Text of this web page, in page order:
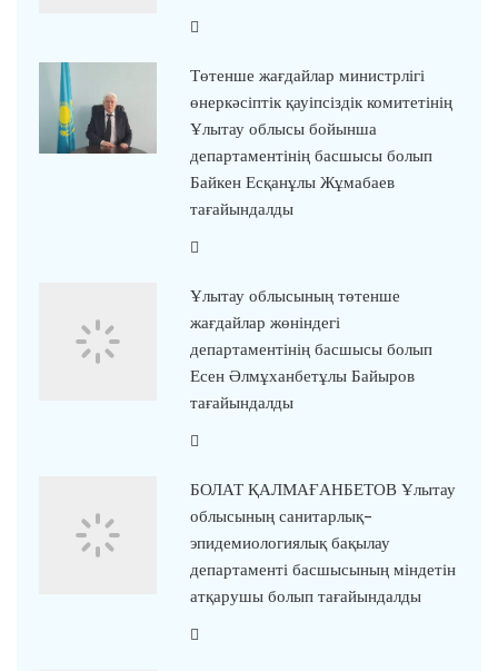
Төтенше жағдайлар министрлігі
өнеркәсіптік қауіпсіздік комитетінің
Ұлытау облысы бойынша
департаментінің басшысы болып
Байкен Есқанұлы Жұмабаев
тағайындалды
Ұлытау облысының төтенше
жағдайлар жөніндегі
департаментінің басшысы болып
Есен Әлмұханбетұлы Байыров
тағайындалды
БОЛАТ ҚАЛМАҒАНБЕТОВ Ұлытау
облысының санитарлық-
эпидемиологиялық бақылау
департаменті басшысының міндетін
атқарушы болып тағайындалды